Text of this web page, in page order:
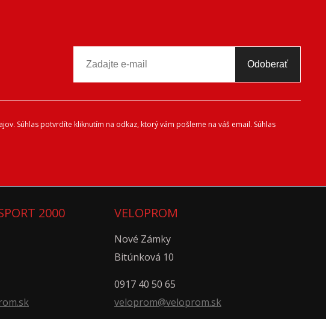
Odoberať
Súhlas potvrdíte kliknutím na odkaz, ktorý vám pošleme na váš email. Súhlas
2000 VELOPROM
Nové Zámky
Bitúnková 10
0917 40 50 65
veloprom@veloprom.sk